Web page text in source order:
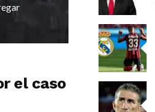
el caso